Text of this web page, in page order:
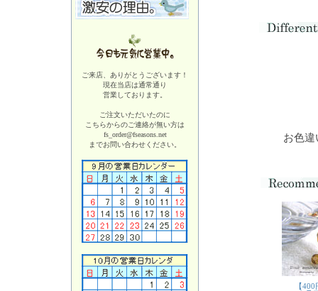
ご来店、ありがとうございます！
現在当店は通常通り
営業しております。
ご注文いただいたのに
こちらからのご連絡が無い方は
fs_order@fseasons.net
までお問い合わせください。
お色